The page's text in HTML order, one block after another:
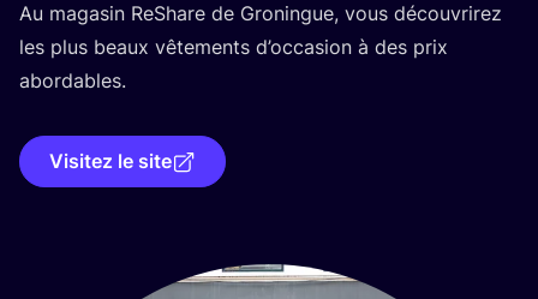
Au maga­sin ReShare de Gro­ningue, vous décou­vri­rez
les plus beaux vête­ments d’oc­ca­sion à des prix
abordables.
Visitez le site